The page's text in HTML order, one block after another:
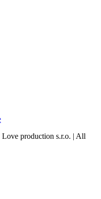
production s.r.o. | All